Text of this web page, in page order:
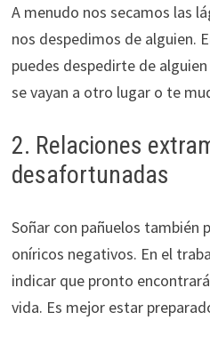
A menudo nos secamos las
nos despedimos de alguien.
puedes despedirte de
se vayan a otro lugar o te
2. Relaciones
desafortunadas
Soñar con pañuelos también
oníricos negativos. En el
indicar que pronto
vida. Es mejor estar